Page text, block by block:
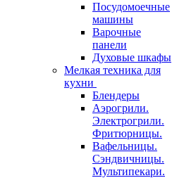
Посудомоечные
машины
Варочные
панели
Духовые шкафы
Мелкая техника для
кухни
Блендеры
Аэрогрили.
Электрогрили.
Фритюрницы.
Вафельницы.
Сэндвичницы.
Мультипекари.